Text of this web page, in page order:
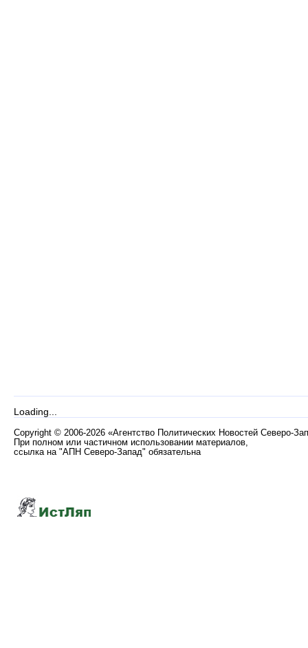
Loading...
Copyright © 2006-2026 «Агентство Политических Новостей Северо-
При полном или частичном использовании материалов,
ссылка на "АПН Северо-Запад" обязательна